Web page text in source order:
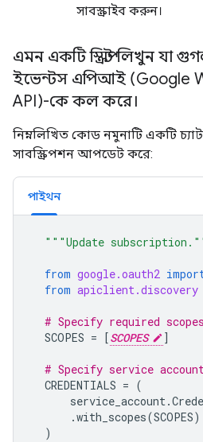
সাবস্ক্রাইব করুন।
এমন একটি স্ক্রিপ্ট লিখুন যা
ইভেন্টস এপিআই (Google
API)-কে কল করে।
নিম্নলিখিত কোড নমুনাটি একটি
সাবস্ক্রিপশন আপডেট করে:
পাইথন
"""Update
from google.oauth2
from apiclient.discovery
# Specify required
SCOPES = [SCOPES ]
# Specify service
CREDENTIALS = (
service_account.
.with_scopes(SCOPES)
)